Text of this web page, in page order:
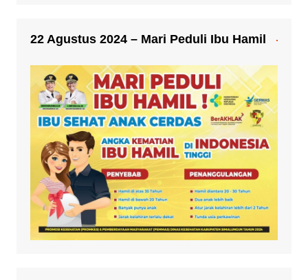
22 Agustus 2024 – Mari Peduli Ibu Hamil